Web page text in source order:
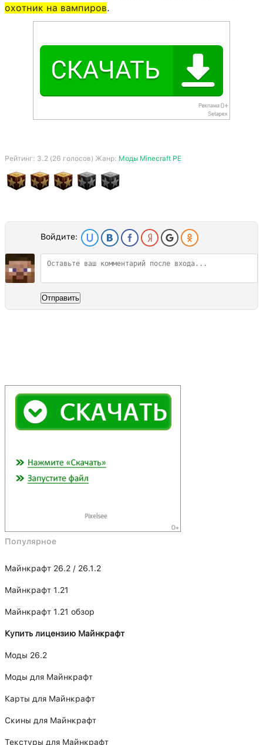
охотник на вампиров.
Рейтинг: 3.2 (26 голосов) Жанр: Моды Minecraft PE
Войдите:
Отправить
Популярное
Майнкрафт 26.2 / 26.1.2
Майнкрафт 1.21
Майнкрафт 1.21 обзор
Купить лицензию Майнкрафт
Моды 26.2
Моды для Майнкрафт
Карты для Майнкрафт
Скины для Майнкрафт
Текстуры для Майнкрафт